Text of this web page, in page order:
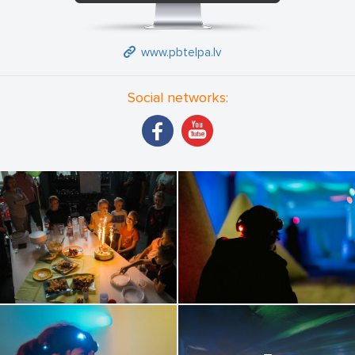
Mūsu peintbola un lāzertaga parka priekšrocības:
• Pieejams Gan Peintbols gan lazertags!;
Blakus spēles laukumiem atpūtas vietas ar galdu, kur uzklāt
aizkavēties un paturpināt svinības;
Minimālais dalībnieku skaits ir 6 cilvēki. Tas ir tāpēc lai jums būtu
izdevusies interesanta un aktīva spēle. Bet ja tomēr spēlētaji ir
mazāk tad tā nav problēma. Rakstiet mums uz info@pbtelpa.lv
• Īpaši daiļā dzimuma pārstāvēm un bērniem – Iespējams
noregulēt peintbola markeru ātrumu tā, lai nepaliktu zilumi, līdz
šim jaunākais spēlētājs mūsu parkā ir bijis tikai 4 gadus vecs,
ieteicamas spēlētāju minimālais vecums 7 gadi! Tiem, kas
joprojām baidās, piedāvājam lāzertagu, kur vienīgais kas pa gaisu
lido ir gaismas stars!
• Precīzi paredzams pasākuma laiks un izmaksas;
• Bezmaksas autostāvvieta klientiem un piekļuve ar visiem
sabiedriskā transporta veidiem!
• Kvalitātes rādītājs noteikti ir tas, ka darbojoties tikai no 2015.
www.pbtelpa.lv
Social networks: